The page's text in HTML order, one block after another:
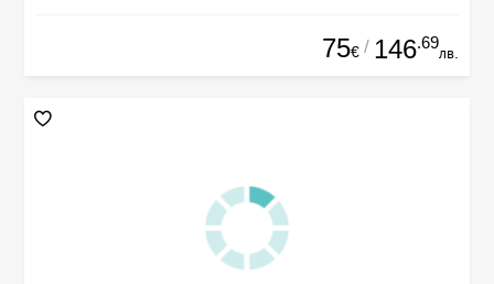
75€ / 146.69
лв.